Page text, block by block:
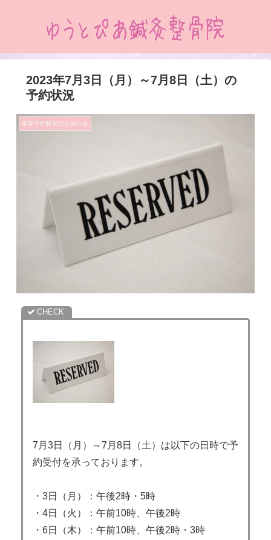
2023年7月3日（月）～7月8日（土）の
予約状況
最新予約状況のお知らせ
7月3日（月）～7月8日（土）は以下の日時で予
約受付を承っております。
・3日（月）：午後2時・5時
・4日（火）：午前10時、午後2時
・6日（木）：午前10時、午後2時・3時